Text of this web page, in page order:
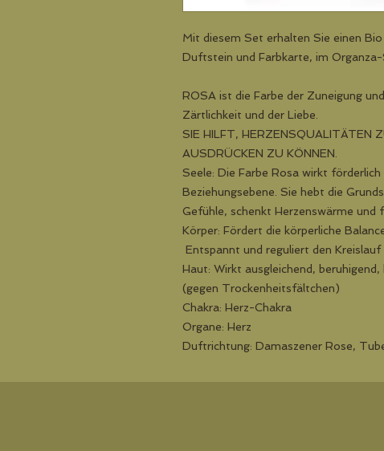
Mit diesem Set erhalten Sie einen
Duftstein und Farbkarte, im Organza-
ROSA ist die Farbe der Zuneigung
Zärtlichkeit und der Liebe.
SIE HILFT, HERZENSQUALITÄTEN
AUSDRÜCKEN ZU KÖNNEN.
Seele: Die Farbe Rosa wirkt
Beziehungsebene. Sie hebt die
Gefühle, schenkt Herzenswärme
Körper: Fördert die körperliche
Entspannt und reguliert den Kreislauf
Haut: Wirkt ausgleichend,
(gegen Trockenheitsfältchen)
Chakra: Herz-Chakra
Organe: Herz
Duftrichtung: Damaszener Rose,